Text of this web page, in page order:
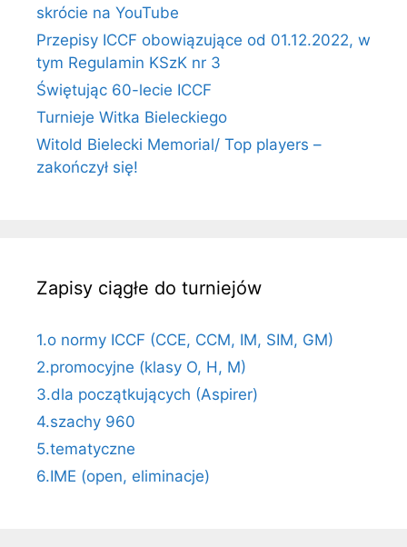
skrócie na YouTube
Przepisy ICCF obowiązujące od 01.12.2022, w
tym Regulamin KSzK nr 3
Świętując 60-lecie ICCF
Turnieje Witka Bieleckiego
Witold Bielecki Memorial/ Top players –
zakończył się!
Zapisy ciągłe do turniejów
1.o normy ICCF (CCE, CCM, IM, SIM, GM)
2.promocyjne (klasy O, H, M)
3.dla początkujących (Aspirer)
4.szachy 960
5.tematyczne
6.IME (open, eliminacje)